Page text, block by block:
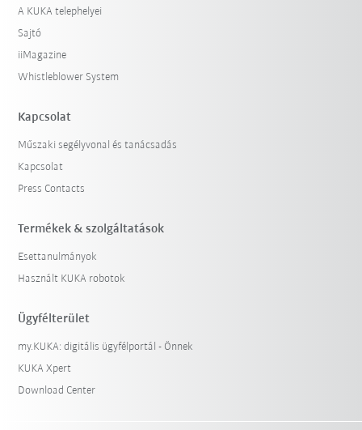
A KUKA telephelyei
Sajtó
iiMagazine
Whistleblower System
Kapcsolat
Műszaki segélyvonal és tanácsadás
Kapcsolat
Press Contacts
Termékek & szolgáltatások
Esettanulmányok
Használt KUKA robotok
Ügyfélterület
my.KUKA: digitális ügyfélportál - Önnek
KUKA Xpert
Download Center